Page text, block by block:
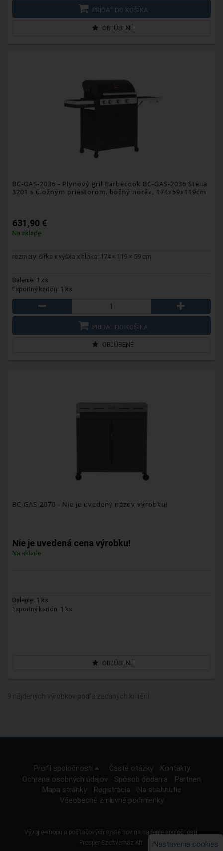
PRIDAŤ DO KOŠÍKA
OBĽÚBENÉ
BC-GAS-2036 - Plynový gril Barbecook BC-GAS-2036 Stella
3201 s úložným priestorom, bočný horák, 174x59x119cm
631,90 €
Na sklade
rozmery: šírka x výška x hĺbka: 174 × 119 × 59 cm
Balenie: 1 ks
Exportný kartón: 1 ks
PRIDAŤ DO KOŠÍKA
OBĽÚBENÉ
BC-GAS-2070 - Nie je uvedený názov výrobku!
Nie je uvedená cena výrobku!
Na sklade
Balenie: 1 ks
Exportný kartón: 1 ks
OBĽÚBENÉ
9 nájdených výrobkov podľa zadaných kritérií.
Profil spoločnosti Časté otázky
Kontakty
Ochrana osobných údajov
Spôsob dodania
Partneri
Mapa stránky
Registrácia
Na stiahnutie
Všeobecné zmluvné podmienky
Vývoj e-shopu a počítačových systémov na riadenie spoločností:
Prosper Szoftverház Kft.
Nastavenia cookies